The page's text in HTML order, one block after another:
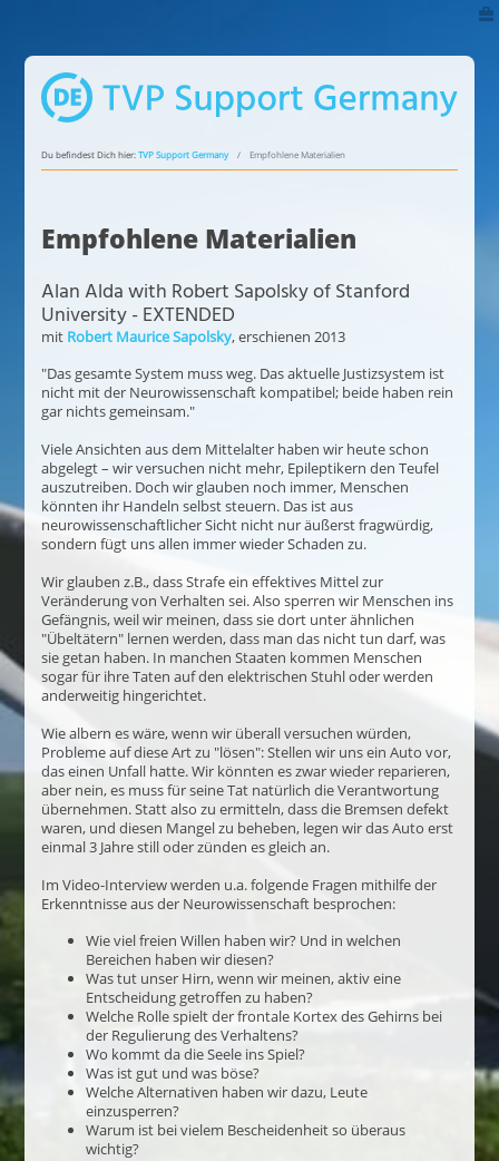
Du befindest Dich hier:TVP Support Germany Empfohlene Materialien
Empfohlene Materialien
Alan Alda with Robert Sapolsky of Stanford
University - EXTENDED
mit Robert Maurice Sapolsky, erschienen 2013
"Das gesamte System muss weg. Das aktuelle Justizsystem ist
nicht mit der Neurowissenschaft kompatibel; beide haben rein
gar nichts gemeinsam."
Viele Ansichten aus dem Mittelalter haben wir heute schon
abgelegt – wir versuchen nicht mehr, Epileptikern den Teufel
auszutreiben. Doch wir glauben noch immer, Menschen
könnten ihr Handeln selbst steuern. Das ist aus
neurowissenschaftlicher Sicht nicht nur äußerst fragwürdig,
sondern fügt uns allen immer wieder Schaden zu.
Wir glauben z.B., dass Strafe ein effektives Mittel zur
Veränderung von Verhalten sei. Also sperren wir Menschen ins
Gefängnis, weil wir meinen, dass sie dort unter ähnlichen
"Übeltätern" lernen werden, dass man das nicht tun darf, was
sie getan haben. In manchen Staaten kommen Menschen
sogar für ihre Taten auf den elektrischen Stuhl oder werden
anderweitig hingerichtet.
Wie albern es wäre, wenn wir überall versuchen würden,
Probleme auf diese Art zu "lösen": Stellen wir uns ein Auto vor,
das einen Unfall hatte. Wir könnten es zwar wieder reparieren,
aber nein, es muss für seine Tat natürlich die Verantwortung
übernehmen. Statt also zu ermitteln, dass die Bremsen defekt
waren, und diesen Mangel zu beheben, legen wir das Auto erst
einmal 3 Jahre still oder zünden es gleich an.
Im Video-Interview werden u.a. folgende Fragen mithilfe der
Erkenntnisse aus der Neurowissenschaft besprochen:
Wie viel freien Willen haben wir? Und in welchen
Bereichen haben wir diesen?
Was tut unser Hirn, wenn wir meinen, aktiv eine
Entscheidung getroffen zu haben?
Welche Rolle spielt der frontale Kortex des Gehirns bei
der Regulierung des Verhaltens?
Wo kommt da die Seele ins Spiel?
Was ist gut und was böse?
Welche Alternativen haben wir dazu, Leute
einzusperren?
Warum ist bei vielem Bescheidenheit so überaus
wichtig?